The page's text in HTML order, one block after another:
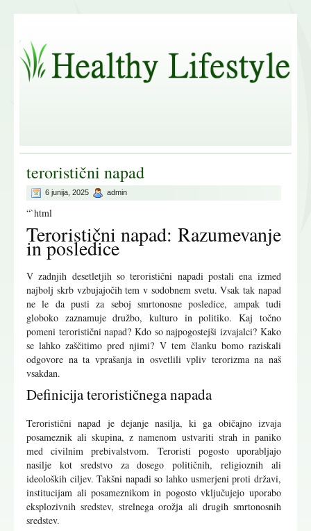
teroristični napad
6 junija, 2025 admin
“`html
Teroristični napad: Razumevanje
in posledice
V zadnjih desetletjih so teroristični napadi postali ena izmed
najbolj skrb vzbujajočih tem v sodobnem svetu. Vsak tak napad
ne le da pusti za seboj smrtonosne posledice, ampak tudi
globoko zaznamuje družbo, kulturo in politiko. Kaj točno
pomeni teroristični napad? Kdo so najpogostejši izvajalci? Kako
se lahko zaščitimo pred njimi? V tem članku bomo raziskali
odgovore na ta vprašanja in osvetlili vpliv terorizma na naš
vsakdan.
Definicija terorističnega napada
Teroristični napad je dejanje nasilja, ki ga običajno izvaja
posameznik ali skupina, z namenom ustvariti strah in paniko
med civilnim prebivalstvom. Teroristi pogosto uporabljajo
nasilje kot sredstvo za dosego političnih, religioznih ali
ideoloških ciljev. Takšni napadi so lahko usmerjeni proti državi,
institucijam ali posameznikom in pogosto vključujejo uporabo
eksplozivnih sredstev, strelnega orožja ali drugih smrtonosnih
sredstev.